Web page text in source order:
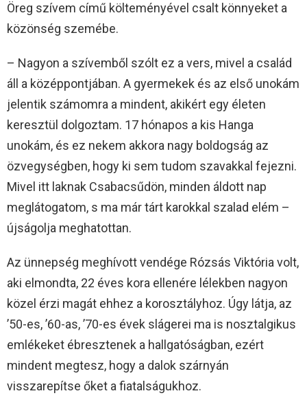
Öreg szívem című költeményével csalt könnyeket a
közönség szemébe.
– Nagyon a szívemből szólt ez a vers, mivel a család
áll a középpontjában. A gyermekek és az első unokám
jelentik számomra a mindent, akikért egy életen
keresztül dolgoztam. 17 hónapos a kis Hanga
unokám, és ez nekem akkora nagy boldogság az
özvegységben, hogy ki sem tudom szavakkal fejezni.
Mivel itt laknak Csabacsűdön, minden áldott nap
meglátogatom, s ma már tárt karokkal szalad elém –
újságolja meghatottan.
Az ünnepség meghívott vendége Rózsás Viktória volt,
aki elmondta, 22 éves kora ellenére lélekben nagyon
közel érzi magát ehhez a korosztályhoz. Úgy látja, az
’50-es, ’60-as, ’70-es évek slágerei ma is nosztalgikus
emlékeket ébresztenek a hallgatóságban, ezért
mindent megtesz, hogy a dalok szárnyán
visszarepítse őket a fiatalságukhoz.